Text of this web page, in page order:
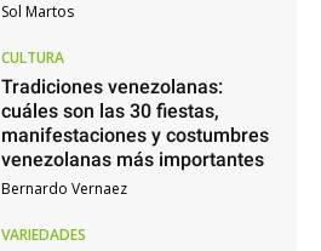
Sol Martos
CULTURA
Tradiciones venezolanas:
cuáles son las 30 fiestas,
manifestaciones y costumbres
venezolanas más importantes
Bernardo Vernaez
VARIEDADES